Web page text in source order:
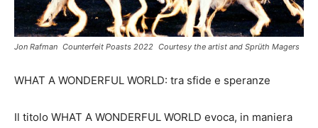
Jon Rafman Counterfeit Poasts 2022 Courtesy the artist and Sprüth Magers
WHAT A WONDERFUL WORLD: tra sfide e speranze
Il titolo WHAT A WONDERFUL WORLD evoca, in maniera